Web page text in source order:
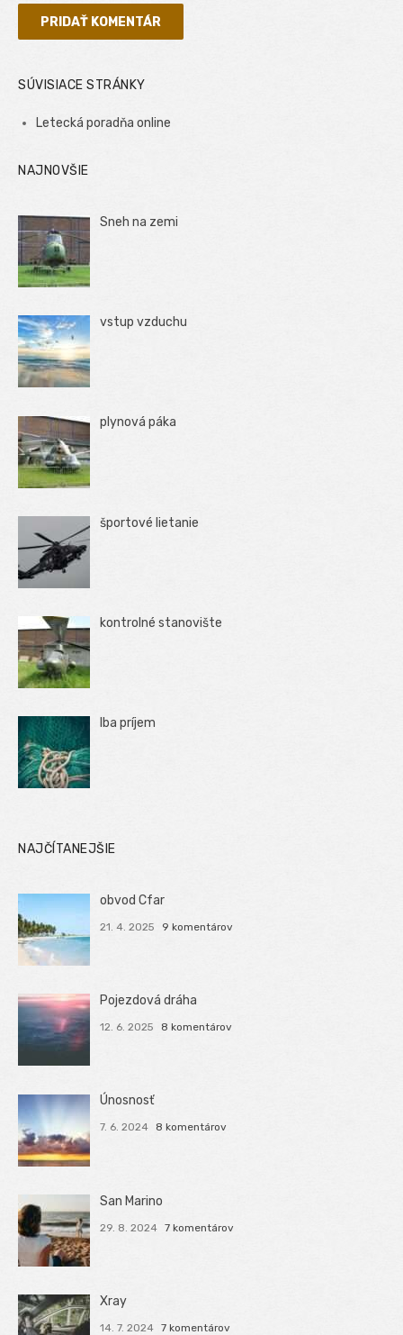
SÚVISIACE STRÁNKY
Letecká poradňa online
NAJNOVŠIE
Sneh na zemi
vstup vzduchu
plynová páka
športové lietanie
kontrolné stanovište
Iba príjem
NAJČÍTANEJŠIE
obvod Cfar
21. 4. 2025 9 komentárov
Pojezdová dráha
12. 6. 2025 8 komentárov
Únosnosť
7. 6. 2024 8 komentárov
San Marino
29. 8. 2024 7 komentárov
Xray
14. 7. 2024 7 komentárov